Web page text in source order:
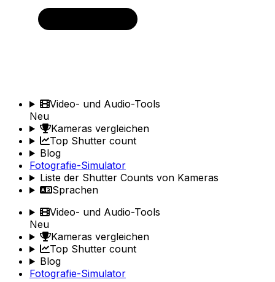
Video- und Audio-Tools
Neu
Kameras vergleichen
Top Shutter count
Blog
Fotografie-Simulator
Liste der Shutter Counts von Kameras
Sprachen
Video- und Audio-Tools
Neu
Kameras vergleichen
Top Shutter count
Blog
Fotografie-Simulator